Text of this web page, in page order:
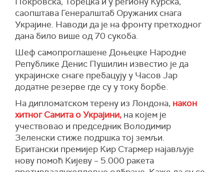
обнову Украјине.
(Танјуг)
Пољска је неколико пута у току прошле
године подигла авионе усред руских напада на
Украјину, пошто су ракете послате у западну
Украјину нарушиле ваздушни простор
Пољске.
(Epoch Times,Kyiv Independent)
У извештају америчког листа, који се позива
на изјаве актуелног званичника и два бивша
званичника упозната са наредбом министра
одбране, наводи се да је то очигледно део
ширих настојања да се руски председник
Владимир Путин увуче у преговоре о Украјини
и новим односима са Сједињеним Америчким
Државама.
Додаје се да је наредба о обустави
офанзивних сајбер операција против Русије
издата пре сусрета америчког и украјинског
председника, Доналда Трампа и Володимира
Зеленског, у Белој кући, који се завршио
разменом оштрих речи и без најављеног
саопштава Генералштаб Оружаних снага
Украјине. Наводи да је на фронту претходног
дана било више од 70 сукоба.
Шеф самопроглашене Доњецке Народне
Републике Денис Пушилин известио је да
украјинске снаге пребацују у Часов Јар
додатне резерве где су у току борбе.
На дипломатском терену из Лондона, након
хитног Самита о Украјини, на којем је
учествовао и председник Володимир
Зеленски стиже подршка тој земљи.
Британски премијер Кир Стармер најављује
нову помоћ Кијеву – 5.000 ракета